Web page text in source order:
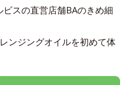
スの直営店舗BAのきめ細
ンジングオイルを初めて体